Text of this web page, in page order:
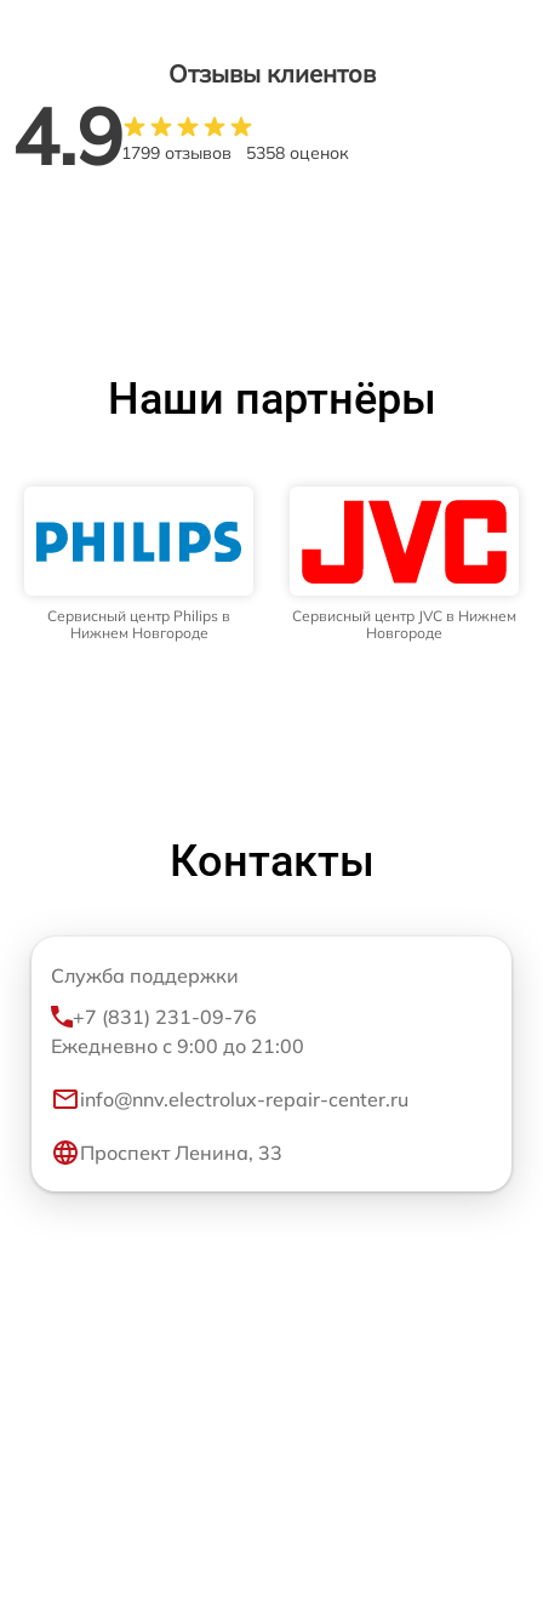
Отзывы клиентов
4.91799 отзывов 5358 оценок
Наши партнёры
Сервисный центр Philips в
Нижнем Новгороде
Сервисный центр JVC в Нижнем
Новгороде
Контакты
Служба поддержки
+7 (831) 231-09-76
Ежедневно с 9:00 до 21:00
info@nnv.electrolux-repair-center.ru
Проспект Ленина, 33